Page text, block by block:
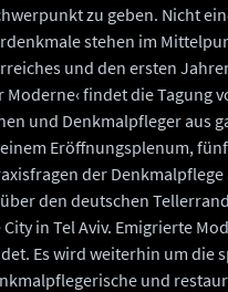
zu geben. Nicht
stehen im
und den ersten
findet die Tagung
und Denkmalpfleger aus
Eröffnungsplenum,
der
den deutschen
City in Tel Aviv. Emigrierte
Es wird weiterhin um
und